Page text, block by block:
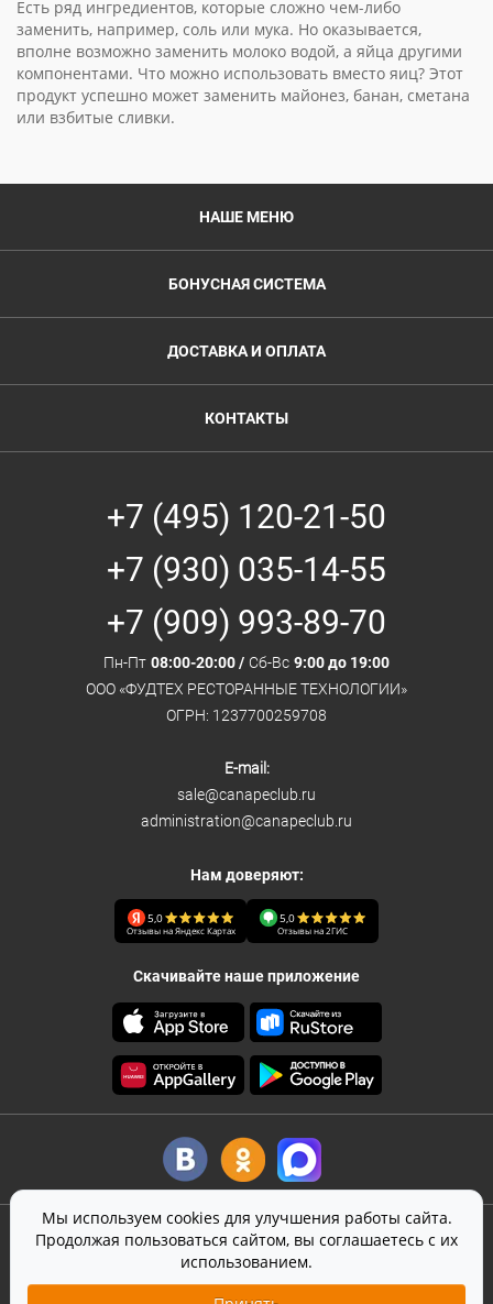
Есть ряд ингредиентов, которые сложно чем-либо
заменить, например, соль или мука. Но оказывается,
вполне возможно заменить молоко водой, а яйца другими
компонентами. Что можно использовать вместо яиц? Этот
продукт успешно может заменить майонез, банан, сметана
или взбитые сливки.
НАШЕ МЕНЮ
БОНУСНАЯ СИСТЕМА
ДОСТАВКА И ОПЛАТА
КОНТАКТЫ
+7 (495) 120-21-50
+7 (930) 035-14-55
+7 (909) 993-89-70
Пн-Пт 08:00-20:00 / Сб-Вс 9:00 до 19:00
ООО «ФУДТЕХ РЕСТОРАННЫЕ ТЕХНОЛОГИИ»
ОГРН: 1237700259708
E-mail:
sale@canapeclub.ru
administration@canapeclub.ru
Нам доверяют:
5,0
Отзывы на Яндекс Картах
5,0
Отзывы на 2ГИС
Скачивайте наше приложение
©2026 Canape Club- кейтерингв Москве
Оферта
Политика конфиденциальности
Мы используем cookies для улучшения работы сайта.
Продолжая пользоваться сайтом, вы соглашаетесь с их
использованием.